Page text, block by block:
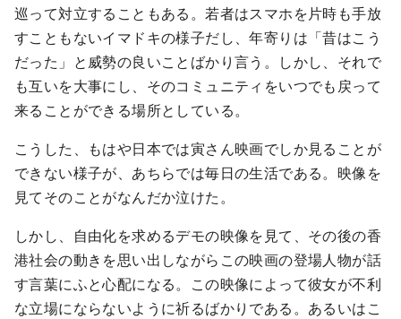
巡って対立することもある。若者はスマホを片時も手放
すこともないイマドキの様子だし、年寄りは「昔はこう
だった」と威勢の良いことばかり言う。しかし、それで
も互いを大事にし、そのコミュニティをいつでも戻って
来ることができる場所としている。
こうした、もはや日本では寅さん映画でしか見ることが
できない様子が、あちらでは毎日の生活である。映像を
見てそのことがなんだか泣けた。
しかし、自由化を求めるデモの映像を見て、その後の香
港社会の動きを思い出しながらこの映画の登場人物が話
す言葉にふと心配になる。この映像によって彼女が不利
な立場にならないように祈るばかりである。あるいはこ